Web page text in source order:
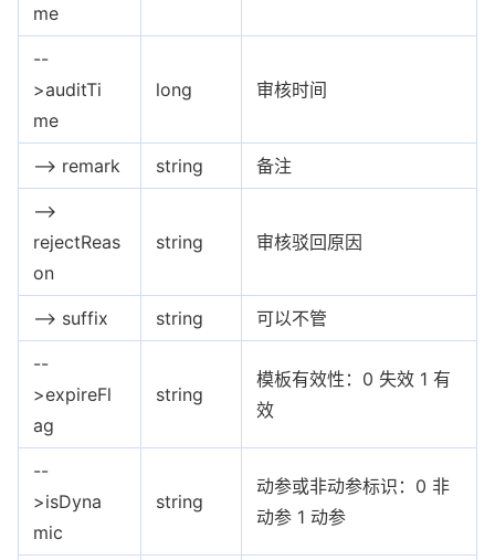
me
--
>auditTi
me
long 审核时间
--> remark string 备注
-->
rejectReas
on
string 审核驳回原因
--> suffix string 可以不管
--
>expireFl
ag
string
模板有效性：0 失效 1 有
效
--
>isDyna
mic
string
动参或非动参标识：0 非
动参 1 动参